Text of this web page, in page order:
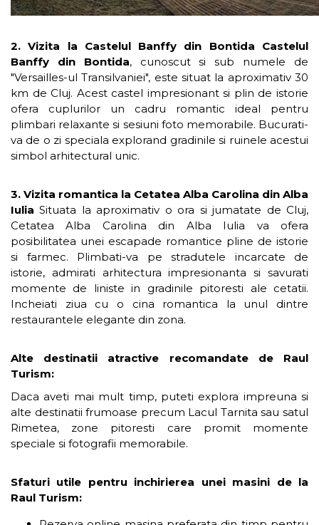
2. Vizita la Castelul Banffy din Bontida Castelul
Banffy din Bontida, cunoscut si sub numele de
"Versailles-ul Transilvaniei", este situat la aproximativ 30
km de Cluj. Acest castel impresionant si plin de istorie
ofera cuplurilor un cadru romantic ideal pentru
plimbari relaxante si sesiuni foto memorabile. Bucurati-
va de o zi speciala explorand gradinile si ruinele acestui
simbol arhitectural unic.
3. Vizita romantica la Cetatea Alba Carolina din Alba
Iulia Situata la aproximativ o ora si jumatate de Cluj,
Cetatea Alba Carolina din Alba Iulia va ofera
posibilitatea unei escapade romantice pline de istorie
si farmec. Plimbati-va pe stradutele incarcate de
istorie, admirati arhitectura impresionanta si savurati
momente de liniste in gradinile pitoresti ale cetatii.
Incheiati ziua cu o cina romantica la unul dintre
restaurantele elegante din zona.
Alte destinatii atractive recomandate de Raul
Turism:
Daca aveti mai mult timp, puteti explora impreuna si
alte destinatii frumoase precum Lacul Tarnita sau satul
Rimetea, zone pitoresti care promit momente
speciale si fotografii memorabile.
Sfaturi utile pentru inchirierea unei masini de la
Raul Turism: